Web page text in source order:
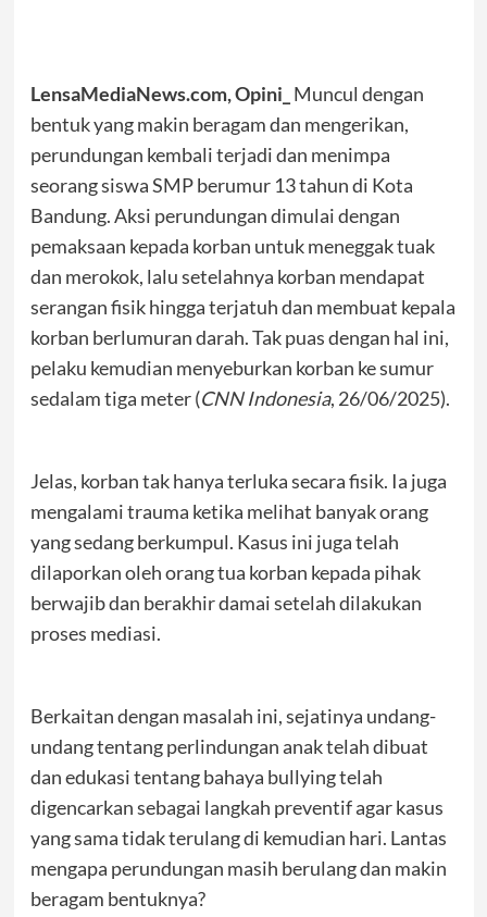
LensaMediaNews.com, Opini_ Muncul dengan
bentuk yang makin beragam dan mengerikan,
perundungan kembali terjadi dan menimpa
seorang siswa SMP berumur 13 tahun di Kota
Bandung. Aksi perundungan dimulai dengan
pemaksaan kepada korban untuk meneggak tuak
dan merokok, lalu setelahnya korban mendapat
serangan fisik hingga terjatuh dan membuat kepala
korban berlumuran darah. Tak puas dengan hal ini,
pelaku kemudian menyeburkan korban ke sumur
sedalam tiga meter (CNN Indonesia, 26/06/2025).
Jelas, korban tak hanya terluka secara fisik. Ia juga
mengalami trauma ketika melihat banyak orang
yang sedang berkumpul. Kasus ini juga telah
dilaporkan oleh orang tua korban kepada pihak
berwajib dan berakhir damai setelah dilakukan
proses mediasi.
Berkaitan dengan masalah ini, sejatinya undang-
undang tentang perlindungan anak telah dibuat
dan edukasi tentang bahaya bullying telah
digencarkan sebagai langkah preventif agar kasus
yang sama tidak terulang di kemudian hari. Lantas
mengapa perundungan masih berulang dan makin
beragam bentuknya?